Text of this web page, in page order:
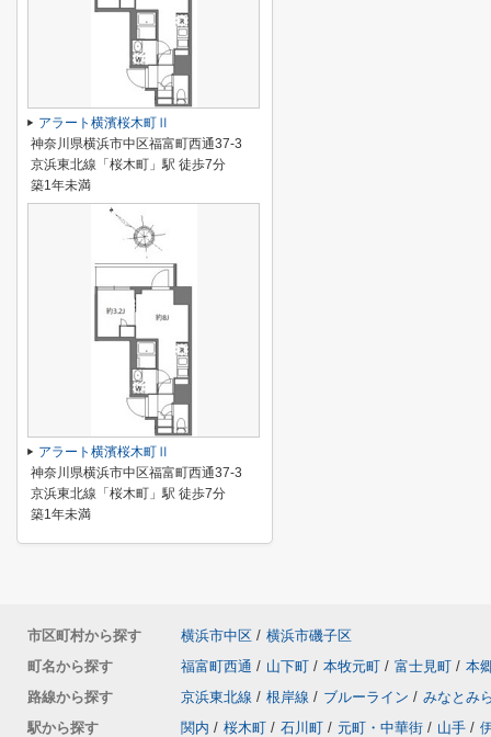
アラート横濱桜木町Ⅱ
神奈川県横浜市中区福富町西通37-3
京浜東北線「桜木町」駅 徒歩7分
築1年未満
アラート横濱桜木町Ⅱ
神奈川県横浜市中区福富町西通37-3
京浜東北線「桜木町」駅 徒歩7分
築1年未満
市区町村から探す 横浜市中区 / 横浜市磯子区
町名から探す
福富町西通 / 山下町 / 本牧元町 / 富士見町 / 本
路線から探す
京浜東北線 / 根岸線 / ブルーライン / みなとみ
駅から探す
関内 / 桜木町 / 石川町 / 元町・中華街 / 山手 /